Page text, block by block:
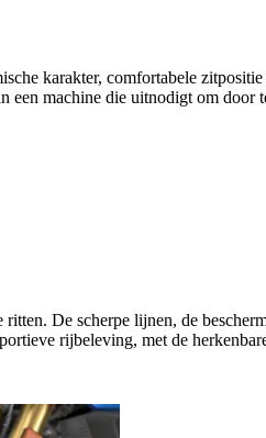
karakter, comfortabele
een machine die uitnodigt om door
De scherpe lijnen, de
rijbeleving, met de